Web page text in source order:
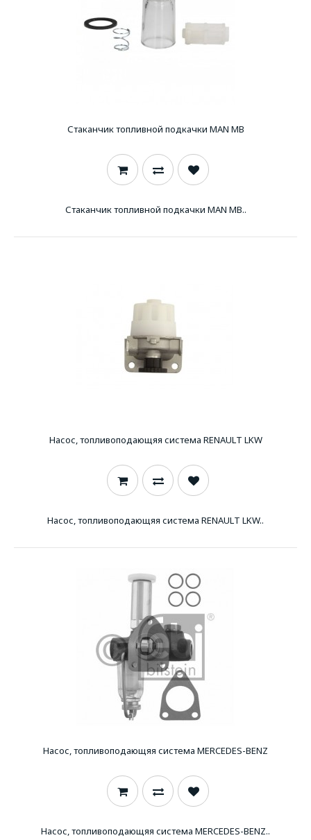
Стаканчик топливной подкачки MAN MB
Стаканчик топливной подкачки MAN MB..
Насос, топливоподающяя система RENAULT LKW
Насос, топливоподающяя система RENAULT LKW..
Насос, топливоподающяя система MERCEDES-BENZ
Насос, топливоподающяя система MERCEDES-BENZ..